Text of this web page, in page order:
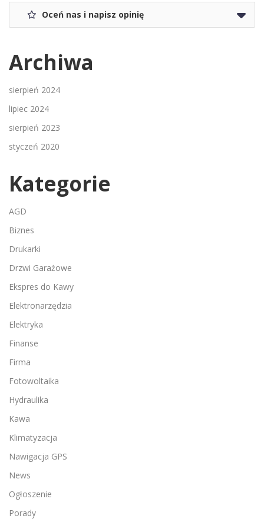
Oceń nas i napisz opinię
Archiwa
sierpień 2024
lipiec 2024
sierpień 2023
styczeń 2020
Kategorie
AGD
Biznes
Drukarki
Drzwi Garażowe
Ekspres do Kawy
Elektronarzędzia
Elektryka
Finanse
Firma
Fotowoltaika
Hydraulika
Kawa
Klimatyzacja
Nawigacja GPS
News
Ogłoszenie
Porady